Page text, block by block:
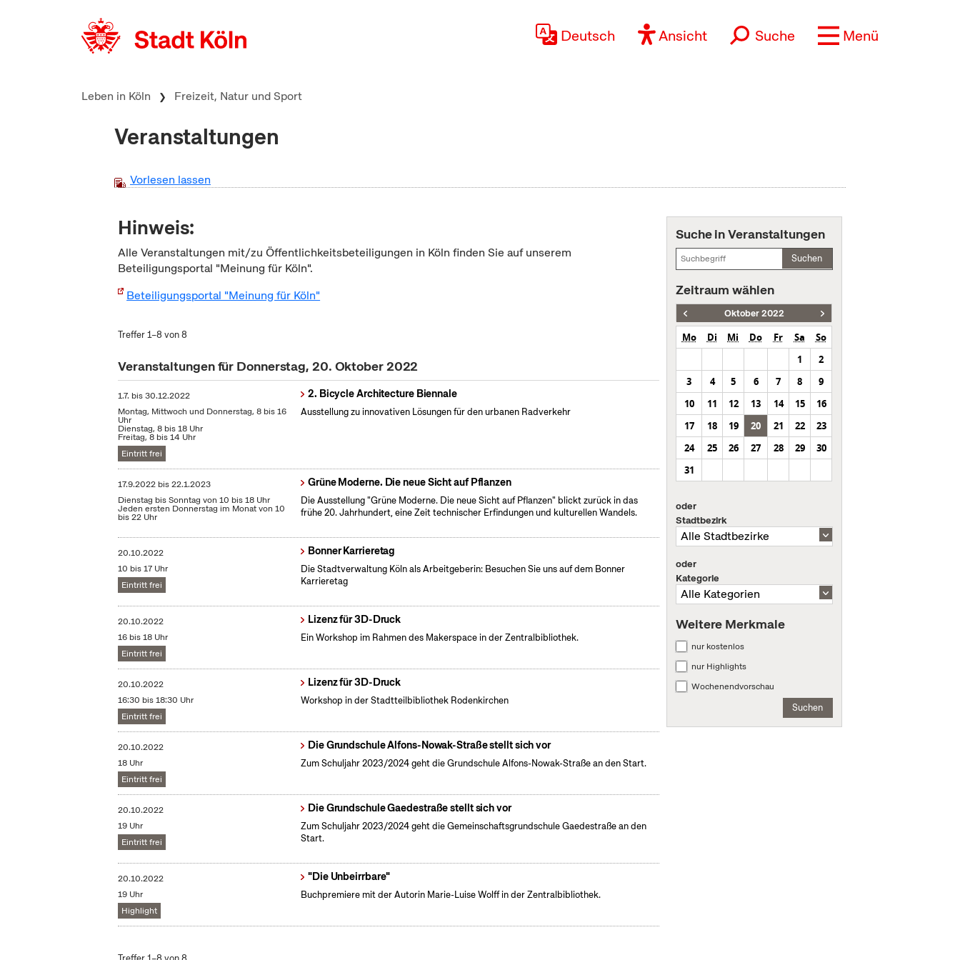
Deutsch Ansicht Suche Menü
Leben in Köln Freizeit, Natur und Sport
Veranstaltungen
Vorlesen lassen
Hinweis:
Alle Veranstaltungen mit/zu Öffentlichkeitsbeteiligungen in Köln finden Sie auf unserem
Beteiligungsportal "Meinung für Köln".
Beteiligungsportal "Meinung für Köln"
Treffer 1–8 von 8
Veranstaltungen für Donnerstag, 20. Oktober 2022
1.7. bis30.12.2022
Montag, Mittwoch und Donnerstag, 8 bis 16
Uhr
Dienstag, 8 bis 18 Uhr
Freitag, 8 bis 14 Uhr
Eintritt frei
2. Bicycle Architecture Biennale
Ausstellung zu innovativen Lösungen für den urbanen Radverkehr
17.9.2022 bis22.1.2023
Dienstag bis Sonntag von 10 bis 18 Uhr
Jeden ersten Donnerstag im Monat von 10
bis 22 Uhr
Grüne Moderne. Die neue Sicht auf Pflanzen
Die Ausstellung "Grüne Moderne. Die neue Sicht auf Pflanzen" blickt zurück in das
frühe 20. Jahrhundert, eine Zeit technischer Erfindungen und kulturellen Wandels.
20.10.2022
10 bis 17 Uhr
Eintritt frei
Bonner Karrieretag
Die Stadtverwaltung Köln als Arbeitgeberin: Besuchen Sie uns auf dem Bonner
Karrieretag
20.10.2022
16 bis 18 Uhr
Eintritt frei
Lizenz für 3D-Druck
Ein Workshop im Rahmen des Makerspace in der Zentralbibliothek.
20.10.2022
16:30 bis 18:30 Uhr
Eintritt frei
Lizenz für 3D-Druck
Workshop in der Stadtteilbibliothek Rodenkirchen
20.10.2022
18 Uhr
Eintritt frei
Die Grundschule Alfons-Nowak-Straße stellt sich vor
Zum Schuljahr 2023/2024 geht die Grundschule Alfons-Nowak-Straße an den Start.
20.10.2022
19 Uhr
Eintritt frei
Die Grundschule Gaedestraße stellt sich vor
Zum Schuljahr 2023/2024 geht die Gemeinschaftsgrundschule Gaedestraße an den
Start.
20.10.2022
19 Uhr
Highlight
"Die Unbeirrbare"
Buchpremiere mit der Autorin Marie-Luise Wolff in der Zentralbibliothek.
Suche in Veranstaltungen
Suchen
Zeitraum wählen
Oktober 2022
Mo Di Mi Do Fr Sa
So
1
2
3
4 5 6 7 8
9
10
11 12 13 14 15
16
17
18 19 20 21 22
23
24
25 26 27 28 29
30
31
oder
Stadtbezirk
oder
Kategorie
Weitere Merkmale
nur kostenlos
nur Highlights
Wochenendvorschau
Suchen